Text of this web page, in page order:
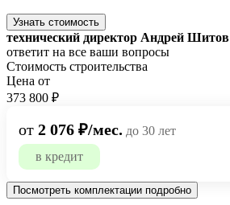
Узнать стоимость
технический директор Андрей Шитов
ответит на все ваши вопросы
Стоимость строительства
Цена от
373 800 ₽
от 2 076 ₽/мес. до 30 лет
в кредит
Посмотреть комплектации подробно